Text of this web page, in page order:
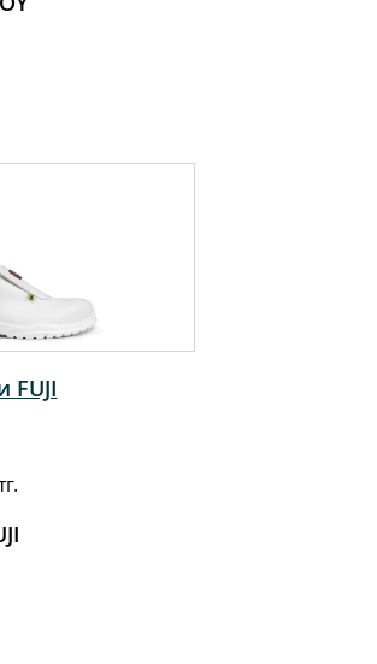
FUJI